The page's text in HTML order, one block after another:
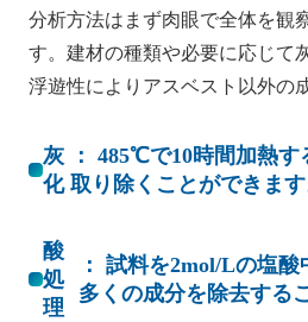
分析方法はまず肉眼で全体を観
す。建材の種類や必要に応じて
浮遊性によりアスベスト以外の
灰
化
： 485℃で10時間加熱
取り除くことができます
酸
処
理
： 試料を2mol/Lの塩
多くの成分を除去する